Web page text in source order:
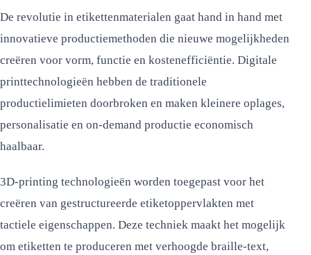
De revolutie in etikettenmaterialen gaat hand in hand met
innovatieve productiemethoden die nieuwe mogelijkheden
creëren voor vorm, functie en kostenefficiëntie. Digitale
printtechnologieën hebben de traditionele
productielimieten doorbroken en maken kleinere oplages,
personalisatie en on-demand productie economisch
haalbaar.
3D-printing technologieën worden toegepast voor het
creëren van gestructureerde etiketoppervlakten met
tactiele eigenschappen. Deze techniek maakt het mogelijk
om etiketten te produceren met verhoogde braille-text,